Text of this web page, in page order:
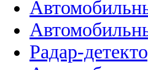
Радар-